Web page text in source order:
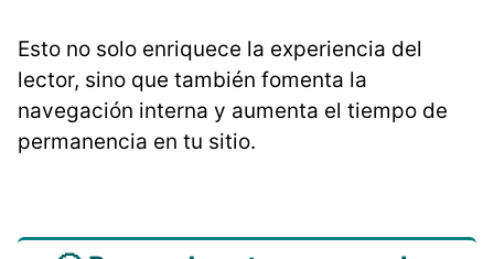
Esto no solo enriquece la experiencia del
lector, sino que también fomenta la
navegación interna y aumenta el tiempo de
permanencia en tu sitio.